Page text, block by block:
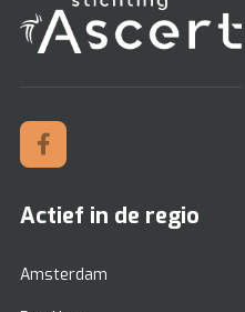
Actief in de regio
Amsterdam